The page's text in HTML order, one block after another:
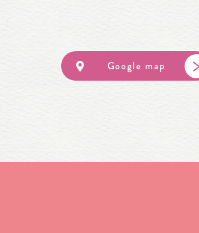
Google map